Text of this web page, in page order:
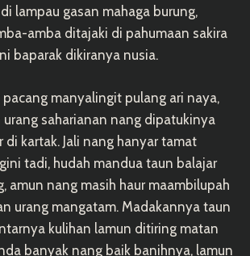
lampau gasan mahaga burung,
amba ditajaki di pahumaan sakira
baparak dikiranya nusia.
manyalingit pulang ari naya,
urang saharianan nang dipatukinya
di kartak. Jali nang hanyar tamat
tadi, hudah mandua taun balajar
amun nang masih haur maambilupah
urang mangatam. Madakannya taun
kulihan lamun ditiring matan
banyak nang baik banihnya, lamun